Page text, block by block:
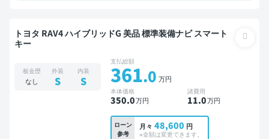
トヨタ RAV4 ハイブリッドG 美品 標準装備ナビ スマート
キー
板金歴
なし
外装
S
内装
S
支払総額
361.0 万円
本体価格
350.0万円
諸費用
11.0万円
ローン
参考
月々 48,600 円
※金額は変更できます。